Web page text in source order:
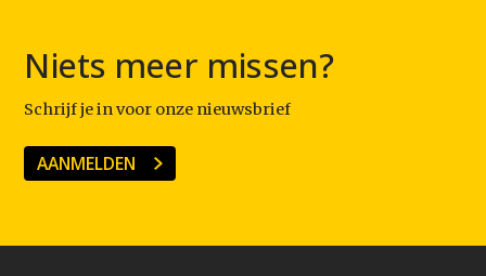
Niets meer missen?
Schrijf je in voor onze nieuwsbrief
AANMELDEN